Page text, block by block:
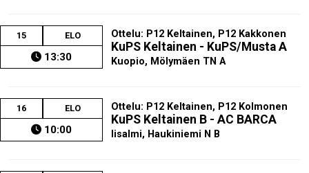
15 ELO
13:30
Ottelu: P12 Keltainen, P12 Kakkonen
KuPS Keltainen - KuPS/Musta A
Kuopio, Mölymäen TN A
16 ELO
10:00
Ottelu: P12 Keltainen, P12 Kolmonen
KuPS Keltainen B - AC BARCA
Iisalmi, Haukiniemi N B